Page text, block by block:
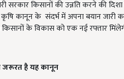
सरकार किसानों की उन्नति करने की
कृषि कानून के संदर्भ में अपना बयान जारी
के विकास को एक नई रफ्तार
जरूरत है यह कानून